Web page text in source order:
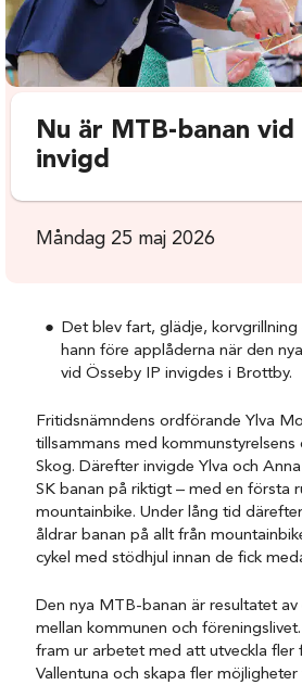
Nu är MTB-banan vid
invigd
Måndag 25 maj 2026
Det blev fart, glädje, korvgrillning
hann före applåderna när den
vid Össeby IP invigdes i Brottby.
Fritidsnämndens ordförande Ylva
tillsammans med
Skog. Därefter invigde Ylva och
SK banan på riktigt – med en första
mountainbike. Under lång tid
åldrar banan på allt från
cykel med stödhjul innan de fick
Den nya MTB-banan är resultatet
mellan kommunen och
fram ur arbetet med att utveckla fler
Vallentuna och skapa fler